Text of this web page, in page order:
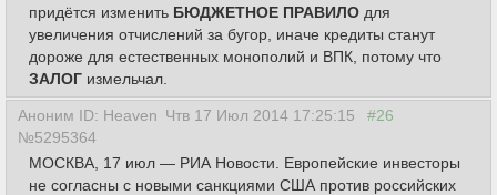
придётся изменить БЮДЖЕТНОЕ ПРАВИЛО для
увеличения отчислений за бугор, иначе кредиты станут
дороже для естественных монополий и ВПК, потому что
ЗАЛОГ измельчал.
Аноним ID: Heaven Чтв 17 Июл 2014 17:25:15
#26
№5295364
МОСКВА, 17 июл — РИА Новости. Европейские инвесторы
не согласны с новыми санкциями США против российских